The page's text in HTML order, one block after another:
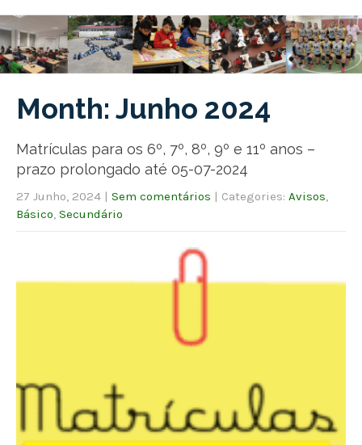
Month: Junho 2024
Matrículas para os 6º, 7º, 8º, 9º e 11º anos –
prazo prolongado até 05-07-2024
27 Junho, 2024 | Sem comentários | Categories: Avisos
Básico Secundário